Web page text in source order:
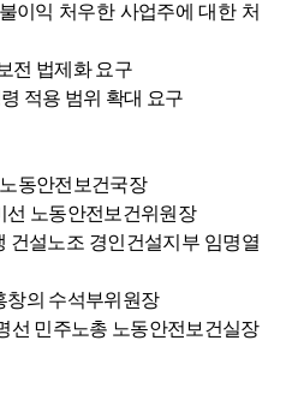
이익 처우한 사업주에 대한 처
전 법제화 요구
적용 범위 확대 요구
동안전보건국장
선 노동안전보건위원장
건설노조 경인건설지부 임명열
창의 수석부위원장
선 민주노총 노동안전보건실장